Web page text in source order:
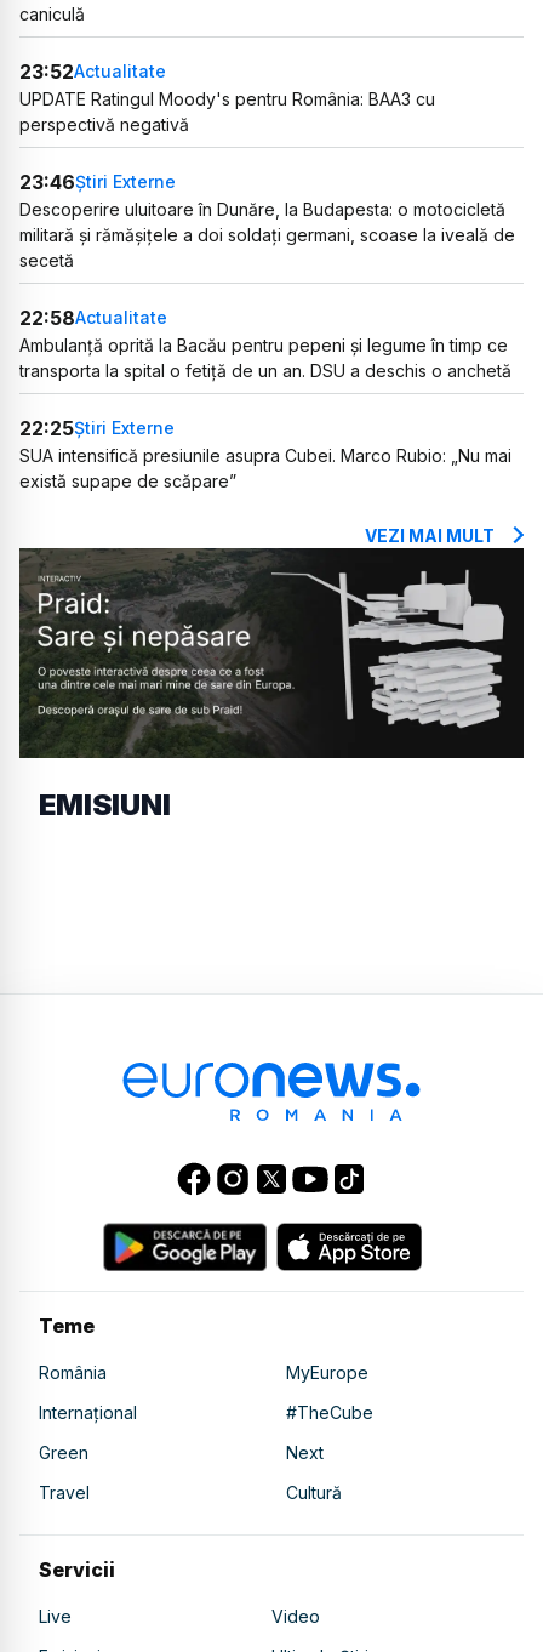
caniculă
23:52Actualitate
UPDATE Ratingul Moody's pentru România: BAA3 cu
perspectivă negativă
23:46Știri Externe
Descoperire uluitoare în Dunăre, la Budapesta: o motocicletă
militară și rămășițele a doi soldați germani, scoase la iveală de
secetă
22:58Actualitate
Ambulanță oprită la Bacău pentru pepeni și legume în timp ce
transporta la spital o fetiță de un an. DSU a deschis o anchetă
22:25Știri Externe
SUA intensifică presiunile asupra Cubei. Marco Rubio: „Nu mai
există supape de scăpare”
VEZI MAI MULT
EMISIUNI
Teme
România
MyEurope
Internațional
#TheCube
Green
Next
Travel
Cultură
Servicii
Live
Video